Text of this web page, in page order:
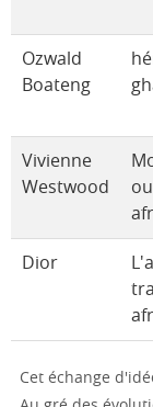
Ozwald
Boateng
Vivienne
Westwood
Dior
Cet échange